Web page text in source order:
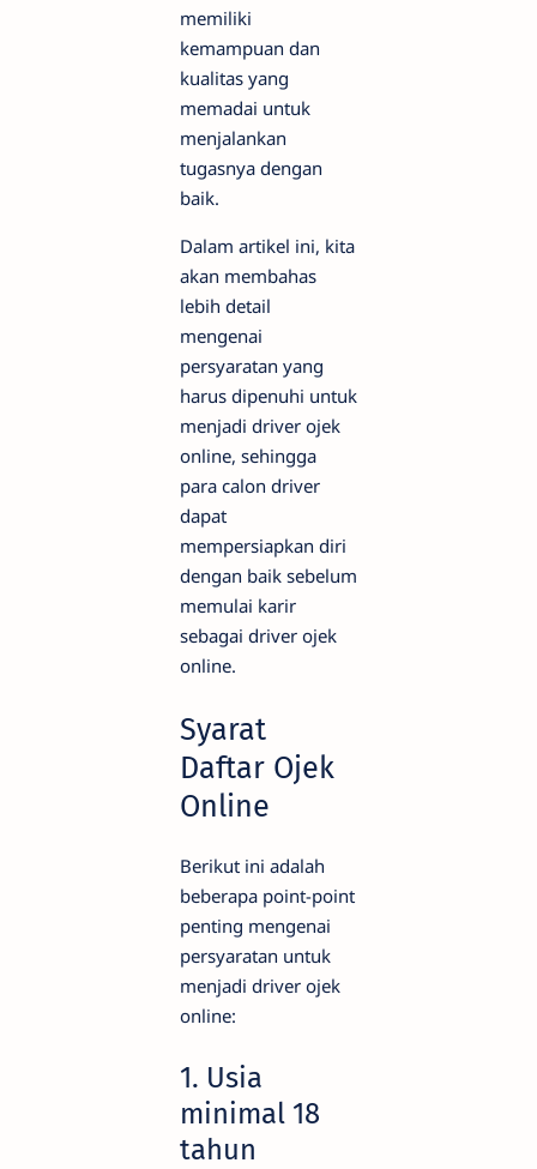
memiliki
kemampuan dan
kualitas yang
memadai untuk
menjalankan
tugasnya dengan
baik.
Dalam artikel ini, kita
akan membahas
lebih detail
mengenai
persyaratan yang
harus dipenuhi untuk
menjadi driver ojek
online, sehingga
para calon driver
dapat
mempersiapkan diri
dengan baik sebelum
memulai karir
sebagai driver ojek
online.
Syarat
Daftar Ojek
Online
Berikut ini adalah
beberapa point-point
penting mengenai
persyaratan untuk
menjadi driver ojek
online:
1. Usia
minimal 18
tahun